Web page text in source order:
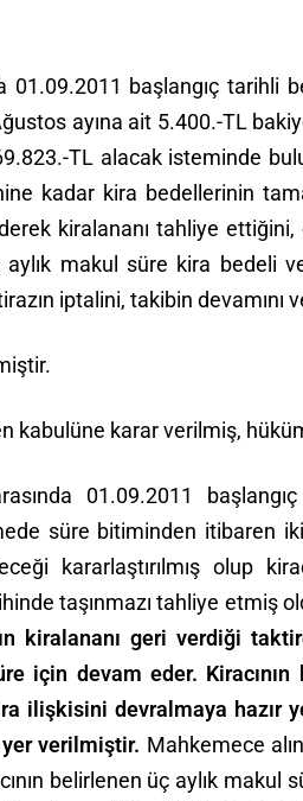
01.09.2011 başlangıç
ayına ait 5.400.-TL
TL alacak isteminde
kadar kira bedellerinin
kiralananı tahliye ettiğini,
makul süre kira bedeli
iptalini, takibin
kabulüne karar verilmiş,
01.09.2011
süre bitiminden itibaren
kararlaştırılmış olup
taşınmazı tahliye etmiş
kiralananı geri verdiği
için devam eder.
ilişkisini devralmaya hazır
verilmiştir. Mahkemece
belirlenen üç aylık